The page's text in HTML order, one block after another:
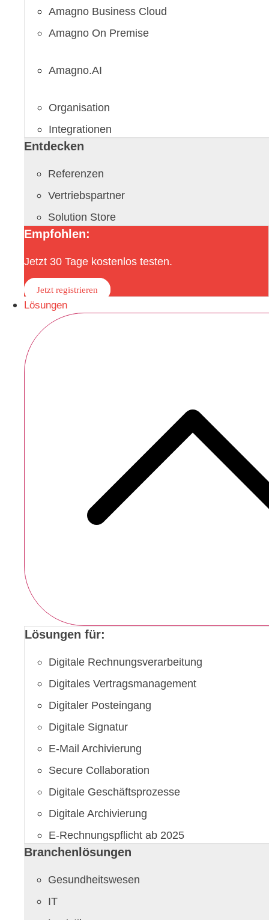
Amagno Business Cloud
Amagno On Premise
Amagno.AI
Organisation
Integrationen
Entdecken
Referenzen
Vertriebspartner
Solution Store
Empfohlen:
Jetzt 30 Tage kostenlos testen.
Jetzt registrieren
Lösungen
Lösungen für:
Digitale Rechnungsverarbeitung
Digitales Vertragsmanagement
Digitaler Posteingang
Digitale Signatur
E-Mail Archivierung
Secure Collaboration
Digitale Geschäftsprozesse
Digitale Archivierung
E-Rechnungspflicht ab 2025
Branchenlösungen
Gesundheitswesen
IT